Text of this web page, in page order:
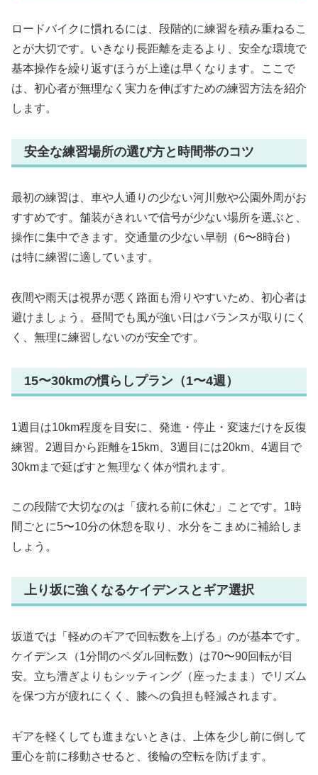
ロードバイクに慣れるには、段階的に練習を積み重ねるこ
とが大切です。いきなり長距離を走るより、安全な環境で
基本操作を繰り返すほうが上達は早くなります。ここで
は、初心者が無理なく実力を伸ばすための練習方法を紹介
します。
安全な練習場所の選び方と時間帯のコツ
最初の練習は、車や人通りの少ない河川敷や公園外周がお
すすめです。舗装がきれいで信号が少ない場所を選ぶと、
操作に集中できます。交通量の少ない早朝（6〜8時台）
は特に練習に適しています。
夜間や雨天は視界が悪く路面も滑りやすいため、初心者は
避けましょう。昼間でも風が強い日はバランスが取りにく
く、無理に練習しないのが安全です。
15〜30kmの慣らしプラン（1〜4週）
1週目は10km程度を目安に、発進・停止・変速だけを反復
練習。2週目から距離を15km、3週目には20km、4週目で
30kmまで延ばすと無理なく体が慣れます。
この段階で大切なのは「疲れる前に休む」ことです。1時
間ごとに5〜10分の休憩を取り、水分をこまめに補給しま
しょう。
上り坂に強くなるケイデンスとギア選択
坂道では「軽めのギアで回転数を上げる」のが基本です。
ケイデンス（1分間のペダル回転数）は70〜90回転が目
安。立ち漕ぎよりもシッティング（座ったまま）でリズム
を保つ方が疲れにくく、膝への負担も軽減されます。
ギアを軽くしても進まないときは、上体を少し前に倒して
重心を前に移動させると、後輪の空転を防げます。